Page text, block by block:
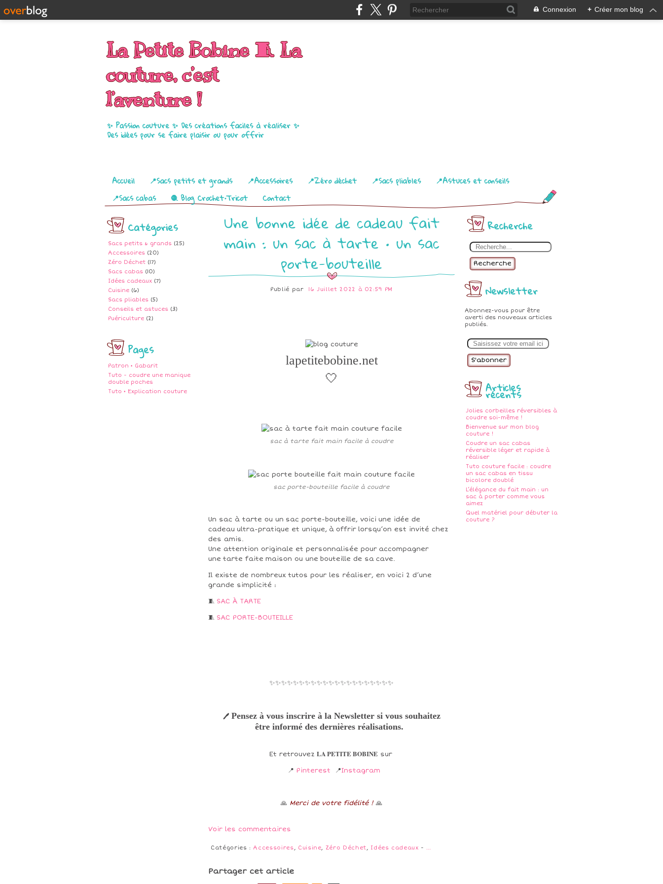
Connexion + Créer mon blog
La Petite Bobine 🧵 La
couture, c’est
l’aventure !
✨ Passion couture ✨ Des créations faciles à réaliser ✨
Des idées pour se faire plaisir ou pour offrir
Pages
Accueil 📍Sacs petits et grands 📍Accessoires 📍Zéro déchet 📍Sacs pliables
📍Astuces et conseils
📍Sacs cabas
🧶 Blog Crochet•Tricot Contact
Catégories
Sacs petits & grands (25)
Accessoires (20)
Zéro Déchet (17)
Sacs cabas (10)
Idées cadeaux (7)
Cuisine (6)
Sacs pliables (5)
Conseils et astuces (3)
Puériculture (2)
Pages
Patron • Gabarit
Tuto - coudre une manique
double poches
Tuto • Explication couture
Recherche
Recherche
Newsletter
Abonnez-vous pour être
averti des nouveaux articles
publiés.
m
Articles
récents
Jolies corbeilles réversibles à
coudre soi-même !
Bienvenue sur mon blog
couture !
Coudre un sac cabas
réversible léger et rapide à
réaliser
Tuto couture facile : coudre
un sac cabas en tissu
bicolore doublé
L’élégance du fait main : un
sac à porter comme vous
aimez
Quel matériel pour débuter la
couture ?
Une bonne idée de cadeau fait
main : un sac à tarte • un sac
porte-bouteille
Publié par 16 Juillet 2022 à 02:59 PM
lapetitebobine.net
🤍
sac à tarte fait main facile à coudre
sac porte-bouteille facile à coudre
Un sac à tarte ou un sac porte-bouteille, voici une idée de
cadeau ultra-pratique et unique, à offrir lorsqu’on est invité chez
des amis.
Une attention originale et personnalisée pour accompagner
une tarte faite maison ou une bouteille de sa cave.
Il existe de nombreux tutos pour les réaliser, en voici 2 d’une
grande simplicité :
🧵 SAC À TARTE
🧵 SAC PORTE-BOUTEILLE
✨✨✨✨✨✨✨✨✨✨✨✨✨✨✨✨✨✨✨✨✨
🖊Pensez à vous inscrire à la Newsletter si vous souhaitez
être informé des dernières réalisations.
Et retrouvez LA PETITE BOBINE sur
📍 Pinterest 📍Instagram
🙏 Merci de votre fidélité !🙏
Voir les commentaires
Catégories :Accessoires, Cuisine, Zéro Déchet, Idées cadeaux - …
Partager cet article